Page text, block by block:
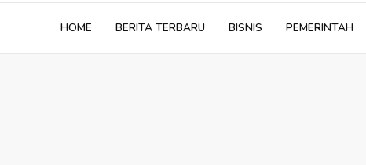
HOME BERITA TERBARU BISNIS PEMERINTAH